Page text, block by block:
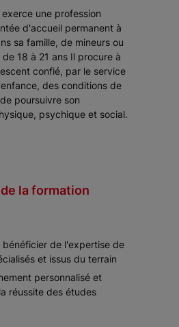
une profession
d'accueil permanent à
sa famille, de mineurs ou
18 à 21 ans Il procure à
confié, par le service
des conditions de
poursuivre son
psychique et social.
la formation
bénéficier de l'expertise de
et issus du terrain
personnalisé et
réussite des études